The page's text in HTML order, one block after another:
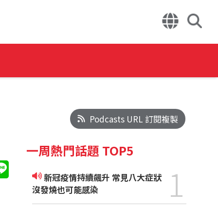
Podcasts URL 訂閱複製
一周熱門話題 TOP5
新冠疫情持續飆升 常見八大症狀
沒發燒也可能感染
1